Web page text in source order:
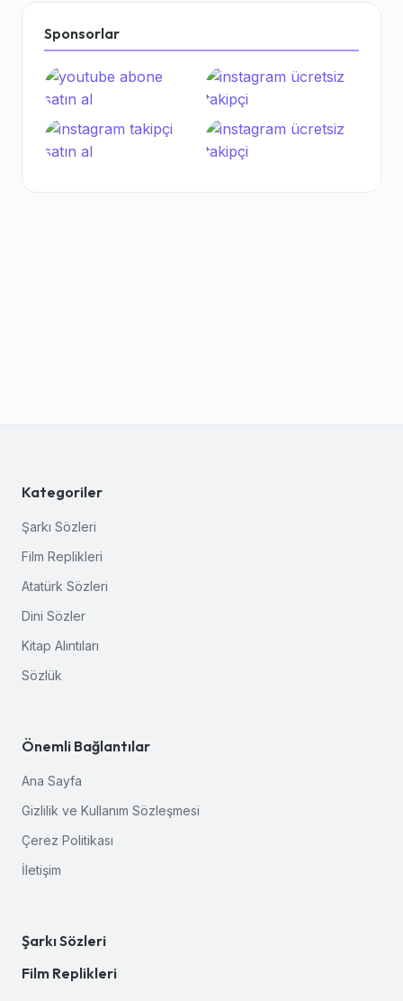
Sponsorlar
Kategoriler
Şarkı Sözleri
Film Replikleri
Atatürk Sözleri
Dini Sözler
Kitap Alıntıları
Sözlük
Önemli Bağlantılar
Ana Sayfa
Gizlilik ve Kullanım Sözleşmesi
Çerez Politikası
İletişim
Şarkı Sözleri
Film Replikleri